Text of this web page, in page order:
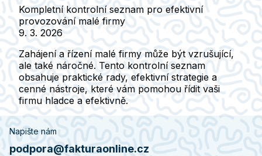
Kompletní kontrolní seznam pro efektivní
provozování malé firmy
9. 3. 2026
Zahájení a řízení malé firmy může být vzrušující,
ale také náročné. Tento kontrolní seznam
obsahuje praktické rady, efektivní strategie a
cenné nástroje, které vám pomohou řídit vaši
firmu hladce a efektivně.
Napište nám
podpora@fakturaonline.cz